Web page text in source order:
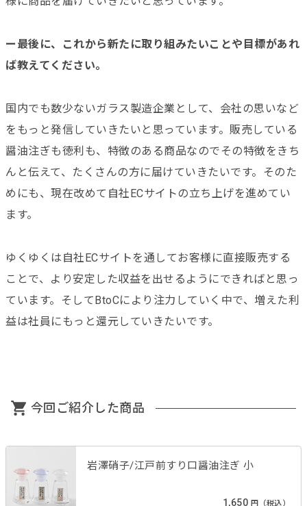
ー最後に、これから新たに取り組みたいことや目標があれ
ば教えてください。
国内でも数少ないガラス製造企業として、会社の思いなど
をもっと発信していきたいと思っています。販売している
醤油注ぎも徳利も、特徴のある商品なのでその特徴をきち
んと伝えて、たくさんの方に届けていきたいです。そのた
めにも、現在改めて自社ECサイトの立ち上げを進めてい
ます。
ゆくゆくは自社ECサイトを通してお客様に直接販売する
ことで、より安定した収益を出せるようにできればと思っ
ています。そしてBtoCにより注力していく中で、増えた利
益は社員にもっと還元していきたいです。
今回ご紹介した商品
岩澤硝子/江戸前すり口醤油注ぎ 小
1,650 円（税込）